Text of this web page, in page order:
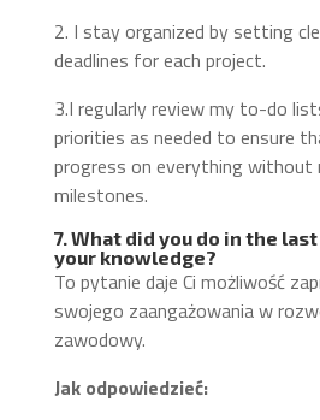
2. I stay organized by setting
deadlines for each project.
3.I regularly review my to-do
priorities as needed to ensure
progress on everything
milestones.
7. What did you do in the
your knowledge?
To pytanie daje Ci możliwość
swojego zaangażowania w
zawodowy.
Jak odpowiedzieć: